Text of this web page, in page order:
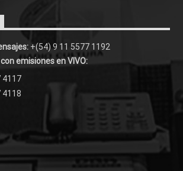
+(54) 9 11 5577 1192
emisiones en VIVO:
4117
4118